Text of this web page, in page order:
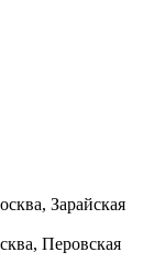
Зарайская
Перовская